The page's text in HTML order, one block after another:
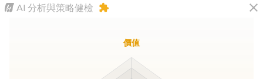
AI 分析與策略健檢 close
extension
價值